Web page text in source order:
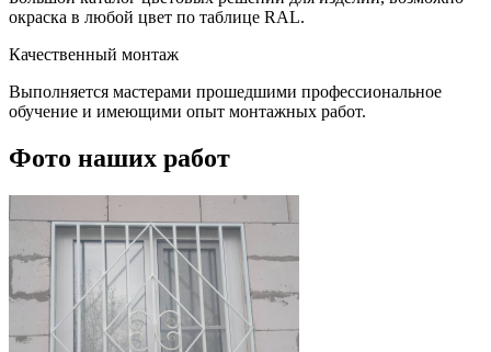
окраска в любой цвет по таблице RAL.
Качественный монтаж
Выполняется мастерами прошедшими профессиональное
обучение и имеющими опыт монтажных работ.
Фото наших работ